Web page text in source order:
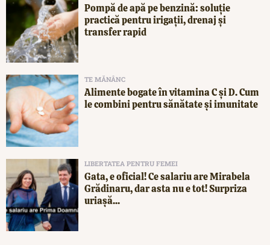
Pompă de apă pe benzină: soluție
practică pentru irigații, drenaj și
transfer rapid
TE MĂNÂNC
Alimente bogate în vitamina C și D. Cum
le combini pentru sănătate și imunitate
LIBERTATEA PENTRU FEMEI
Gata, e oficial! Ce salariu are Mirabela
Grădinaru, dar asta nu e tot! Surpriza
uriașă...